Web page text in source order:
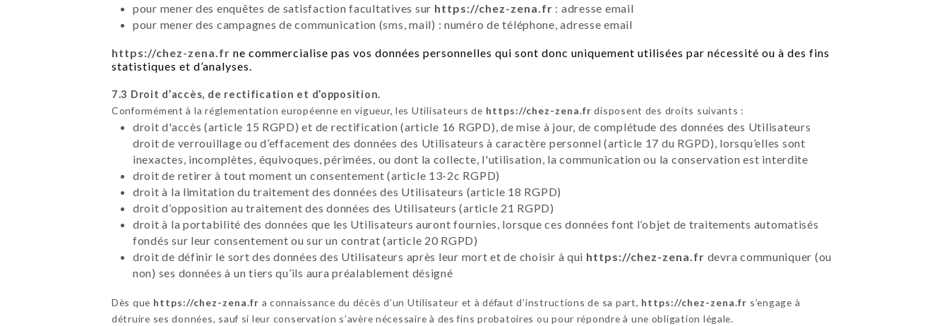
pour mener des enquêtes de satisfaction facultatives sur https://chez-zena.fr : adresse email
pour mener des campagnes de communication (sms, mail) : numéro de téléphone, adresse email
https://chez-zena.fr ne commercialise pas vos données personnelles qui sont donc uniquement utilisées par nécessité ou à des fins
statistiques et d’analyses.
7.3 Droit d’accès, de rectification et d’opposition.
Conformément à la réglementation européenne en vigueur, les Utilisateurs de https://chez-zena.fr disposent des droits suivants :
droit d'accès (article 15 RGPD) et de rectification (article 16 RGPD), de mise à jour, de complétude des données des Utilisateurs
droit de verrouillage ou d’effacement des données des Utilisateurs à caractère personnel (article 17 du RGPD), lorsqu’elles sont
inexactes, incomplètes, équivoques, périmées, ou dont la collecte, l'utilisation, la communication ou la conservation est interdite
droit de retirer à tout moment un consentement (article 13-2c RGPD)
droit à la limitation du traitement des données des Utilisateurs (article 18 RGPD)
droit d’opposition au traitement des données des Utilisateurs (article 21 RGPD)
droit à la portabilité des données que les Utilisateurs auront fournies, lorsque ces données font l’objet de traitements automatisés
fondés sur leur consentement ou sur un contrat (article 20 RGPD)
droit de définir le sort des données des Utilisateurs après leur mort et de choisir à qui https://chez-zena.fr devra communiquer (ou
non) ses données à un tiers qu’ils aura préalablement désigné
Dès que https://chez-zena.fr a connaissance du décès d’un Utilisateur et à défaut d’instructions de sa part, https://chez-zena.fr s’engage à
détruire ses données, sauf si leur conservation s’avère nécessaire à des fins probatoires ou pour répondre à une obligation légale.